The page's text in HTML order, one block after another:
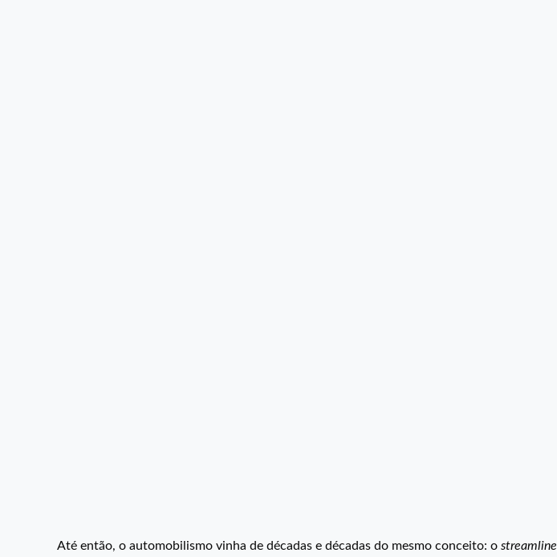
Até então, o automobilismo vinha de décadas e décadas do mesmo conceito: ostreamline